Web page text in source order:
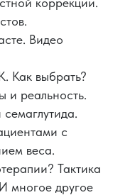
Видео
Как выбрать?
и реальность.
с
веса.
Тактика
многое другое